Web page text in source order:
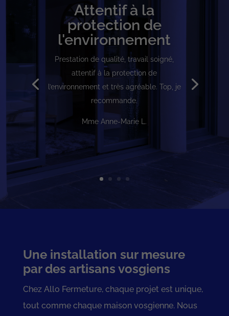
Attentif à la
protection de
l'environnement
Prestation de qualité, travail soigné,
attentif à la protection de
l’environnement et très agréable. Top, je
recommande.
Mme Anne-Marie L.
Une installation sur mesure
par des artisans vosgiens
Chez Allo Fermeture, chaque projet est unique,
tout comme chaque maison vosgienne. Nous